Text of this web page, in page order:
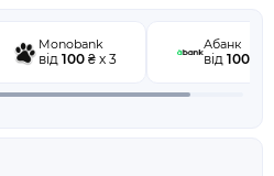
Monobank
від 100₴ x 3
Абанк
від 100₴ x